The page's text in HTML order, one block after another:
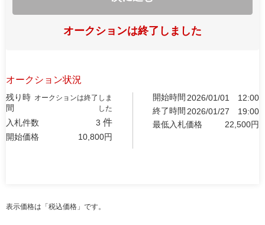
オークションは終了しました
オークション状況
残り時
間
オークションは終了しま
した
入札件数 3 件
開始価格 10,800円
開始時間 2026/01/01
12:00
終了時間 2026/01/27
19:00
最低入札価格
22,500円
表示価格は「税込価格」です。